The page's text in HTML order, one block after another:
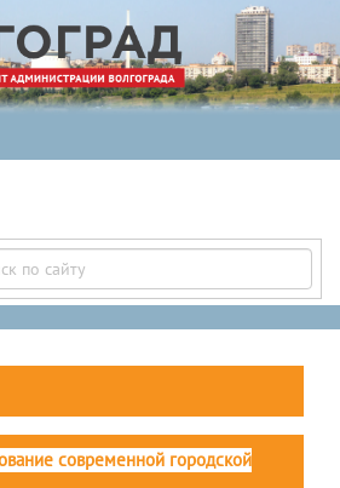
современной городской